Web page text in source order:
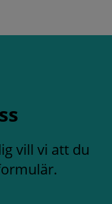
vill vi att du